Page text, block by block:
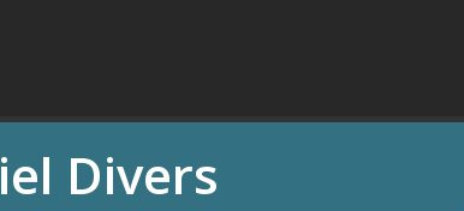
Divers